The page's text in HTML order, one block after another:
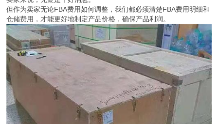
卖家来说，无疑是个好消息。
但作为卖家无论FBA费用如何调整，我们都必须清楚FBA费用明细和
仓储费用，才能更好地制定产品价格，确保产品利润。